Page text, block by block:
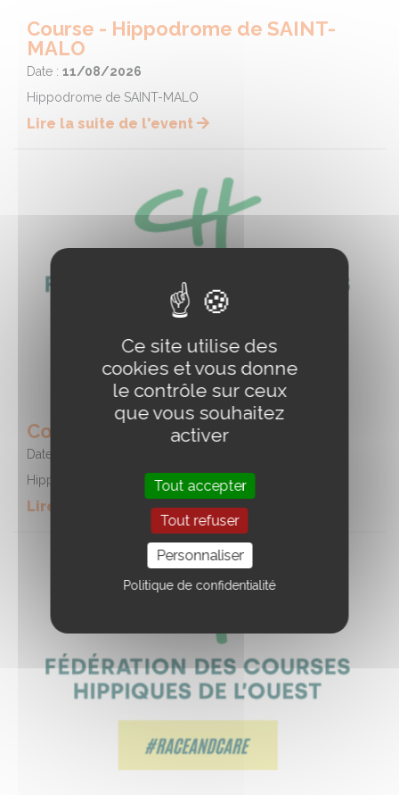
Course - Hippodrome de SAINT-
MALO
Date : 11/08/2026
Hippodrome de SAINT-MALO
Lire la suite de l'event
Course - Hippodrome de REDON
Date :
Hippodrome de REDON
Lire la suite de l'event
Ce site utilise des
cookies et vous donne
le contrôle sur ceux
que vous souhaitez
activer
Tout accepter
Tout refuser
Personnaliser
Politique de confidentialité